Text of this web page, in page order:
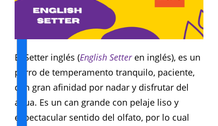
El Setter inglés (English Setter en inglés), es un
perro de temperamento tranquilo, paciente,
con gran afinidad por nadar y disfrutar del
agua. Es un can grande con pelaje liso y
espectacular sentido del olfato, por lo cual